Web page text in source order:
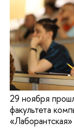
29 ноября
факультета
«Лаборантская»